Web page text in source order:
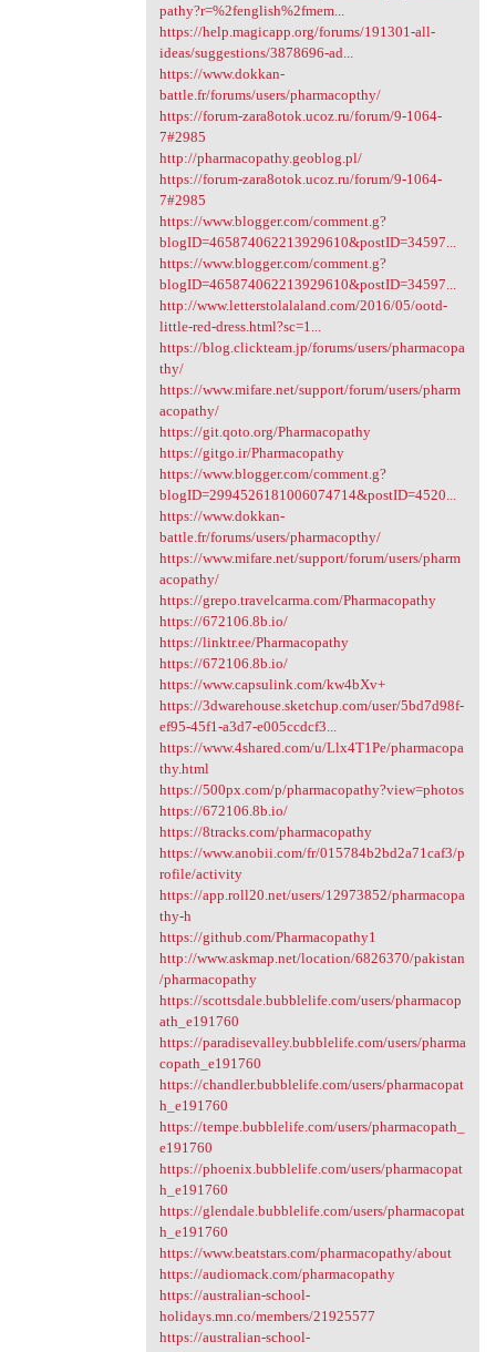
pathy?r=%2fenglish%2fmem...
https://help.magicapp.org/forums/191301-all-
ideas/suggestions/3878696-ad...
https://www.dokkan-
battle.fr/forums/users/pharmacopthy/
https://forum-zara8otok.ucoz.ru/forum/9-1064-
7#2985
http://pharmacopathy.geoblog.pl/
https://forum-zara8otok.ucoz.ru/forum/9-1064-
7#2985
https://www.blogger.com/comment.g?
blogID=465874062213929610&postID=34597...
https://www.blogger.com/comment.g?
blogID=465874062213929610&postID=34597...
http://www.letterstolalaland.com/2016/05/ootd-
little-red-dress.html?sc=1...
https://blog.clickteam.jp/forums/users/pharmacopa
thy/
https://www.mifare.net/support/forum/users/pharm
acopathy/
https://git.qoto.org/Pharmacopathy
https://gitgo.ir/Pharmacopathy
https://www.blogger.com/comment.g?
blogID=2994526181006074714&postID=4520...
https://www.dokkan-
battle.fr/forums/users/pharmacopthy/
https://www.mifare.net/support/forum/users/pharm
acopathy/
https://grepo.travelcarma.com/Pharmacopathy
https://672106.8b.io/
https://linktr.ee/Pharmacopathy
https://672106.8b.io/
https://www.capsulink.com/kw4bXv+
https://3dwarehouse.sketchup.com/user/5bd7d98f-
ef95-45f1-a3d7-e005ccdcf3...
https://www.4shared.com/u/Llx4T1Pe/pharmacopa
thy.html
https://500px.com/p/pharmacopathy?view=photos
https://672106.8b.io/
https://8tracks.com/pharmacopathy
https://www.anobii.com/fr/015784b2bd2a71caf3/p
rofile/activity
https://app.roll20.net/users/12973852/pharmacopa
thy-h
https://github.com/Pharmacopathy1
http://www.askmap.net/location/6826370/pakistan
/pharmacopathy
https://scottsdale.bubblelife.com/users/pharmacop
ath_e191760
https://paradisevalley.bubblelife.com/users/pharma
copath_e191760
https://chandler.bubblelife.com/users/pharmacopat
h_e191760
https://tempe.bubblelife.com/users/pharmacopath_
e191760
https://phoenix.bubblelife.com/users/pharmacopat
h_e191760
https://glendale.bubblelife.com/users/pharmacopat
h_e191760
https://www.beatstars.com/pharmacopathy/about
https://audiomack.com/pharmacopathy
https://australian-school-
holidays.mn.co/members/21925577
https://australian-school-